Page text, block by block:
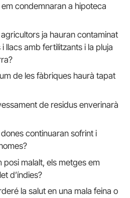
condemnaran a hipoteca
ja hauran contaminat
llacs amb fertilitzants i la pluja
de les fàbriques haurà tapat
de residus enverinarà
continuaran sofrint i
posi malalt, els metges em
d’índies?
la salut en una mala feina o